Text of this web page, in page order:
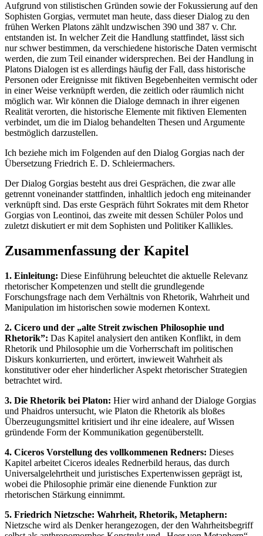
Aufgrund von stilistischen Gründen sowie der Fokussierung auf den
Sophisten Gorgias, vermutet man heute, dass dieser Dialog zu den
frühen Werken Platons zählt undzwischen 390 und 387 v. Chr.
entstanden ist. In welcher Zeit die Handlung stattfindet, lässt sich
nur schwer bestimmen, da verschiedene historische Daten vermischt
werden, die zum Teil einander widersprechen. Bei der Handlung in
Platons Dialogen ist es allerdings häufig der Fall, dass historische
Personen oder Ereignisse mit fiktiven Begebenheiten vermischt oder
in einer Weise verknüpft werden, die zeitlich oder räumlich nicht
möglich war. Wir können die Dialoge demnach in ihrer eigenen
Realität verorten, die historische Elemente mit fiktiven Elementen
verbindet, um die im Dialog behandelten Thesen und Argumente
bestmöglich darzustellen.
Ich beziehe mich im Folgenden auf den Dialog Gorgias nach der
Übersetzung Friedrich E. D. Schleiermachers.
Der Dialog Gorgias besteht aus drei Gesprächen, die zwar alle
getrennt voneinander stattfinden, inhaltlich jedoch eng miteinander
verknüpft sind. Das erste Gespräch führt Sokrates mit dem Rhetor
Gorgias von Leontinoi, das zweite mit dessen Schüler Polos und
zuletzt diskutiert er mit dem Sophisten und Politiker Kallikles.
Zusammenfassung der Kapitel
1. Einleitung: Diese Einführung beleuchtet die aktuelle Relevanz
rhetorischer Kompetenzen und stellt die grundlegende
Forschungsfrage nach dem Verhältnis von Rhetorik, Wahrheit und
Manipulation im historischen sowie modernen Kontext.
2. Cicero und der „alte Streit zwischen Philosophie und
Rhetorik”: Das Kapitel analysiert den antiken Konflikt, in dem
Rhetorik und Philosophie um die Vorherrschaft im politischen
Diskurs konkurrierten, und erörtert, inwieweit Wahrheit als
konstitutiver oder eher hinderlicher Aspekt rhetorischer Strategien
betrachtet wird.
3. Die Rhetorik bei Platon: Hier wird anhand der Dialoge Gorgias
und Phaidros untersucht, wie Platon die Rhetorik als bloßes
Überzeugungsmittel kritisiert und ihr eine idealere, auf Wissen
gründende Form der Kommunikation gegenüberstellt.
4. Ciceros Vorstellung des vollkommenen Redners: Dieses
Kapitel arbeitet Ciceros ideales Rednerbild heraus, das durch
Universalgelehrtheit und juristisches Expertenwissen geprägt ist,
wobei die Philosophie primär eine dienende Funktion zur
rhetorischen Stärkung einnimmt.
5. Friedrich Nietzsche: Wahrheit, Rhetorik, Metaphern:
Nietzsche wird als Denker herangezogen, der den Wahrheitsbegriff